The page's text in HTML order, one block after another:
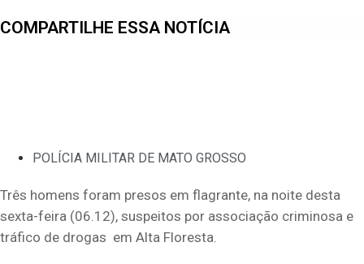
COMPARTILHE ESSA NOTÍCIA
POLÍCIA MILITAR DE MATO GROSSO
Três homens foram presos em flagrante, na noite desta
sexta-feira (06.12), suspeitos por associação criminosa e
tráfico de drogas em Alta Floresta.